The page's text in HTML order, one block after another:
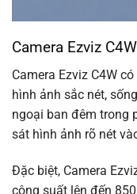
Camera Ezviz
Camera Ezviz C4W
hình ảnh sắc nét,
ngoại ban đêm trong
sát hình ảnh rõ nét
Đặc biệt, Camera
công suất lên đến